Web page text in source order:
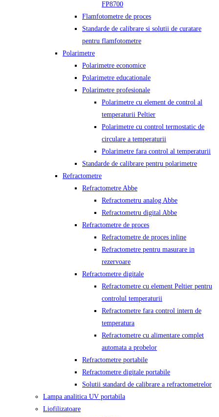
FP8700
Flamfotometre de proces
Standarde de calibrare si solutii de curatare
pentru flamfotometre
Polarimetre
Polarimetre economice
Polarimetre educationale
Polarimetre profesionale
Polarimetre cu element de control al
temperaturii Peltier
Polarimetre cu control termostatic de
circulare a temperaturii
Polarimetre fara control al temperaturii
Standarde de calibrare pentru polarimetre
Refractometre
Refractometre Abbe
Refractometru analog Abbe
Refractometru digital Abbe
Refractometre de proces
Refractometre de proces inline
Refractometre pentru masurare in
rezervoare
Refractometre digitale
Refractometre cu element Peltier pentru
controlul temperaturii
Refractometre fara control intern de
temperatura
Refractometre cu alimentare complet
automata a probelor
Refractometre portabile
Refractometre digitale portabile
Solutii standard de calibrare a refractometrelor
Lampa analitica UV portabila
Liofilizatoare